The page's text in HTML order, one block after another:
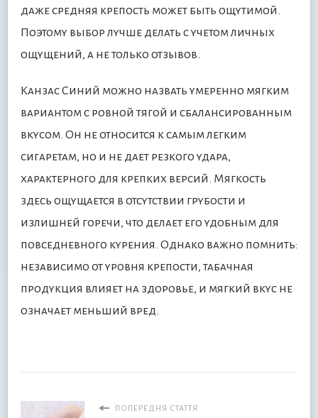
даже средняя крепость может быть ощутимой.
Поэтому выбор лучше делать с учетом личных
ощущений, а не только отзывов.
Канзас Синий можно назвать умеренно мягким
вариантом с ровной тягой и сбалансированным
вкусом. Он не относится к самым легким
сигаретам, но и не дает резкого удара,
характерного для крепких версий. Мягкость
здесь ощущается в отсутствии грубости и
излишней горечи, что делает его удобным для
повседневного курения. Однако важно помнить:
независимо от уровня крепости, табачная
продукция влияет на здоровье, и мягкий вкус не
означает меньший вред.
ПОПЕРЕДНЯ СТАТТЯ